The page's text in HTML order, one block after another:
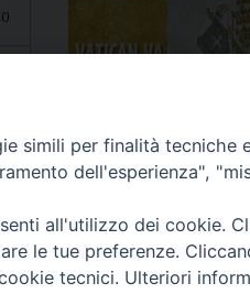
simili per finalità
dell'esperienza",
all'utilizzo dei cookie.
le tue preferenze.
tecnici. Ulteriori